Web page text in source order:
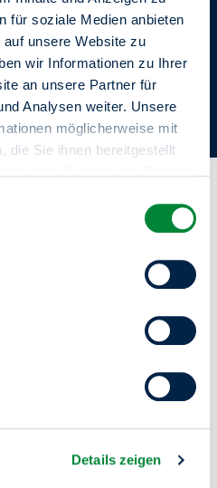
für soziale Medien anbieten
unsere Website zu
wir Informationen zu Ihrer
an unsere Partner für
Analysen weiter. Unsere
möglicherweise mit
die Sie ihnen bereitgestellt
Einwilligungen
ist über einen erneuten
Button am unteren linken
Details zeigen
1 6